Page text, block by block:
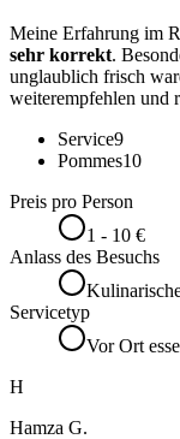
Meine Erfahrung im
sehr korrekt.
unglaublich frisch
weiterempfehlen und
Service9
Pommes10
Preis pro Person
1 - 10 €
Anlass des Besuchs
Servicetyp
Vor Ort
H
Hamza G.